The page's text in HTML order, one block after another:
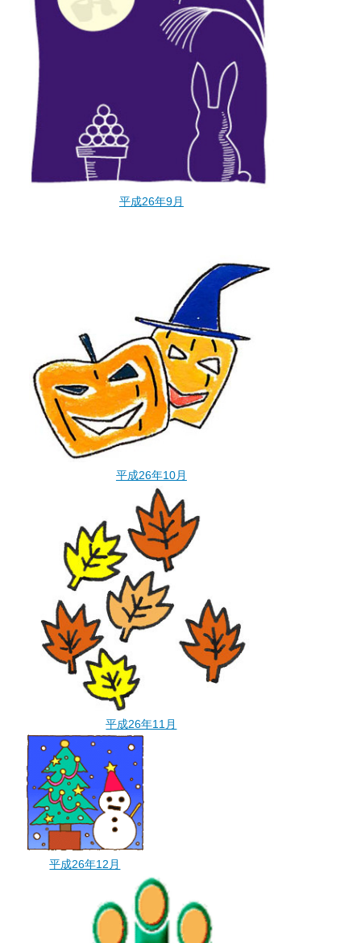
平成26年9月
平成26年10月
平成26年11月
平成26年12月